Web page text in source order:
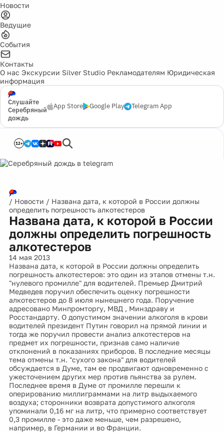
Новости
Ведущие
События
Контакты
О нас Экскурсии Silver Studio Рекламодателям Юридическая
информация
Слушайте
Серебряный
дождь
App Store Google Play Telegram App
12+
/ Новости / Названа дата, к которой в России должны
определить погрешность алкотестеров
Названа дата, к которой в России
должны определить погрешность
алкотестеров
14 мая 2013
Названа дата, к которой в России должны определить
погрешность алкотестеров: это один из этапов отмены т.н.
"нулевого промилле" для водителей. Премьер Дмитрий
Медведев поручил обеспечить оценку погрешности
алкотестеров до 8 июля нынешнего года. Поручение
адресовано Минпромторгу, МВД , Минздраву и
Росстандарту. О допустимом значении алкоголя в крови
водителей президент Путин говорил на прямой линии и
тогда же поручил провести анализ алкотестеров на
предмет их погрешности, признав само наличие
отклонений в показаниях приборов. В последние месяцы
тема отмены т.н. "сухого закона" для водителей
обсуждается в Думе, там ее продвигают одновременно с
ужесточением других мер против пьянства за рулем.
Последнее время в Думе от промилле перешли к
оперированию миллиграммами на литр выдыхаемого
воздуха; сторонники возврата допустимого алкоголя
упоминали 0,16 мг на литр, что примерно соответствует
0,3 промилле - это даже меньше, чем разрешено,
например, в Германии и во Франции.